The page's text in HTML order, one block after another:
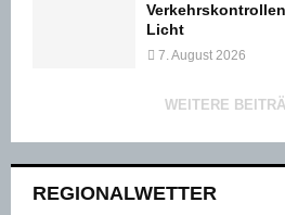
Licht
7. August 2026
WEITERE
REGIONALWETTER